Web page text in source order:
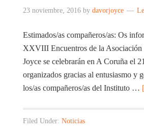
23 noviembre, 2016by davorjoyce
Estimados/as compañeros/as: Os
XXVIII Encuentros de la Asociación
Joyce se celebrarán en A Coruña el
organizados gracias al entusiasmo y
los/as compañeros/as del Instituto …
Filed Under: Noticias